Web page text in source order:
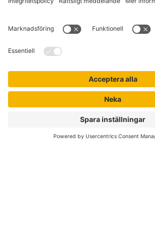
Kontakta kundservice
Jobba hos oss
Om Liber
Nyhetsbrev